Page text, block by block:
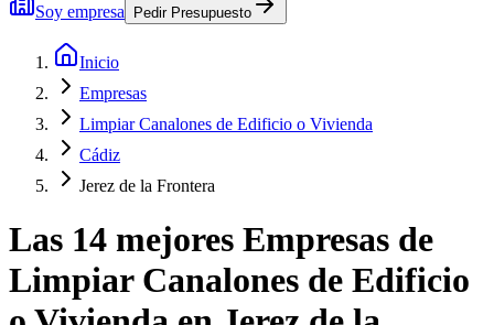
Soy empresa Pedir Presupuesto
Inicio
Empresas
Limpiar Canalones de Edificio o Vivienda
Cádiz
Jerez de la Frontera
Las 14 mejores Empresas de
Limpiar Canalones de Edificio